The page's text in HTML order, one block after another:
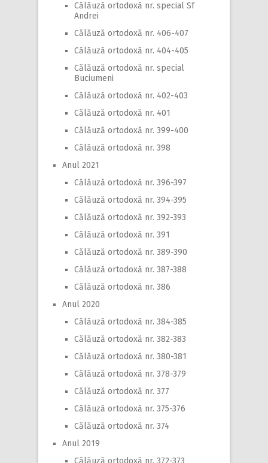
Călăuză ortodoxă nr. special Sf
Andrei
Călăuză ortodoxă nr. 406-407
Călăuză ortodoxă nr. 404-405
Călăuză ortodoxă nr. special
Buciumeni
Călăuză ortodoxă nr. 402-403
Călăuză ortodoxă nr. 401
Călăuză ortodoxă nr. 399-400
Călăuză ortodoxă nr. 398
Anul 2021
Călăuză ortodoxă nr. 396-397
Călăuză ortodoxă nr. 394-395
Călăuză ortodoxă nr. 392-393
Călăuză ortodoxă nr. 391
Călăuză ortodoxă nr. 389-390
Călăuză ortodoxă nr. 387-388
Călăuză ortodoxă nr. 386
Anul 2020
Călăuză ortodoxă nr. 384-385
Călăuză ortodoxă nr. 382-383
Călăuză ortodoxă nr. 380-381
Călăuză ortodoxă nr. 378-379
Călăuză ortodoxă nr. 377
Călăuză ortodoxă nr. 375-376
Călăuză ortodoxă nr. 374
Anul 2019